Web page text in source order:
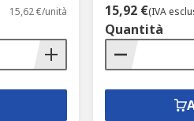
15,62 €/unità 15,92 €(IVA
Quantità